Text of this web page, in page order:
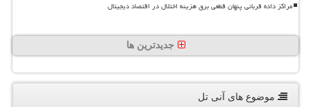
مراکز داده قربانی پنهان قطعی برق هزینه اختلال در اقتصاد دیجیتال
جدیدترین ها
موضوع های آنی تل